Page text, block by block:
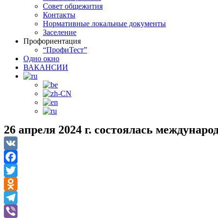
Совет общежития
Контакты
Нормативные локальные документы
Заселение
Профориентация
“ПрофиТест”
Одно окно
ВАКАНСИИ
26 апреля 2024 г. состоялась
VK
Facebook
Twitter
Odnoklassniki
Telegram